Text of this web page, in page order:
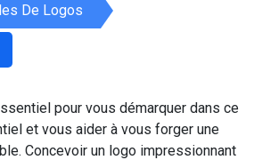
De Logos
pour vous démarquer dans ce
et vous aider à vous forger une
Concevoir un logo impressionnant